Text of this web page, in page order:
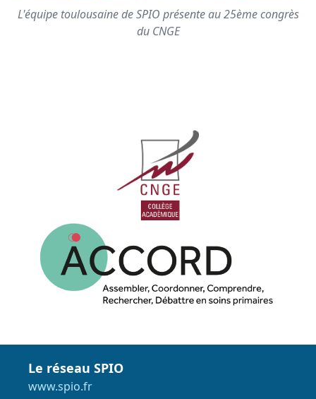
L'équipe toulousaine de SPIO présente au 25ème congrès
du CNGE
Le réseau SPIO
www.spio.fr